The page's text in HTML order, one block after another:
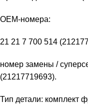
OEM‑номера:
21 21 7 700 514
номер замены /
(21217719693).
Тип детали: комплект